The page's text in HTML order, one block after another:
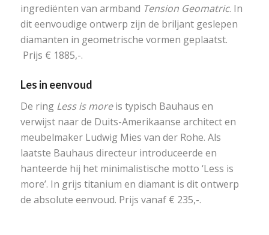
ingrediënten van armband Tension Geomatric. In
dit eenvoudige ontwerp zijn de briljant geslepen
diamanten in geometrische vormen geplaatst.
Prijs € 1885,-.
Les in eenvoud
De ring Less is moreis typisch Bauhaus en
verwijst naar de Duits-Amerikaanse architect en
meubelmaker Ludwig Mies van der Rohe. Als
laatste Bauhaus directeur introduceerde en
hanteerde hij het minimalistische motto ‘Less is
more’. In grijs titanium en diamant is dit ontwerp
de absolute eenvoud. Prijs vanaf € 235,-.